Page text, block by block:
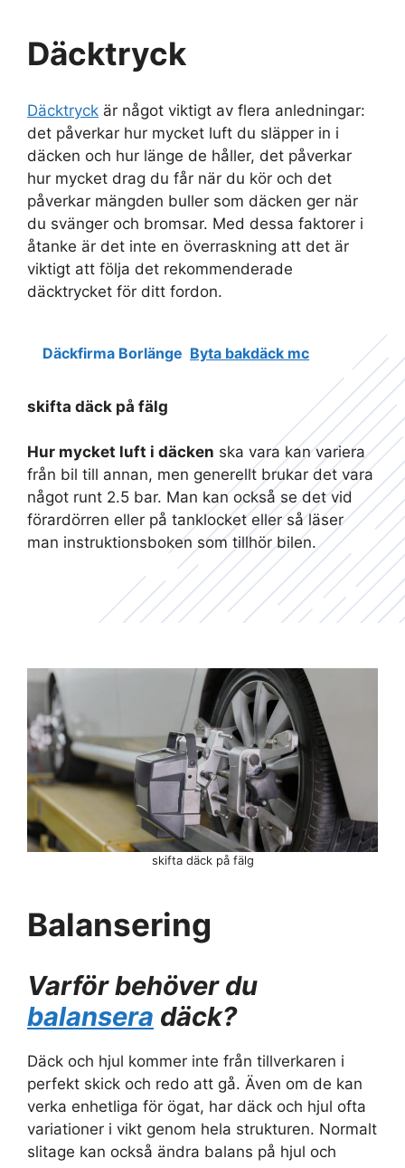
Däcktryck
Däcktryck är något viktigt av flera anledningar:
det påverkar hur mycket luft du släpper in i
däcken och hur länge de håller, det påverkar
hur mycket drag du får när du kör och det
påverkar mängden buller som däcken ger när
du svänger och bromsar. Med dessa faktorer i
åtanke är det inte en överraskning att det är
viktigt att följa det rekommenderade
däcktrycket för ditt fordon.
Däckfirma Borlänge Byta bakdäck mc
skifta däck på fälg
Hur mycket luft i däcken ska vara kan variera
från bil till annan, men generellt brukar det vara
något runt 2.5 bar. Man kan också se det vid
förardörren eller på tanklocket eller så läser
man instruktionsboken som tillhör bilen.
Balansering
Varför behöver du
balansera däck?
Däck och hjul kommer inte från tillverkaren i
perfekt skick och redo att gå. Även om de kan
verka enhetliga för ögat, har däck och hjul ofta
variationer i vikt genom hela strukturen. Normalt
slitage kan också ändra balans på hjul och
skifta däck på fälg